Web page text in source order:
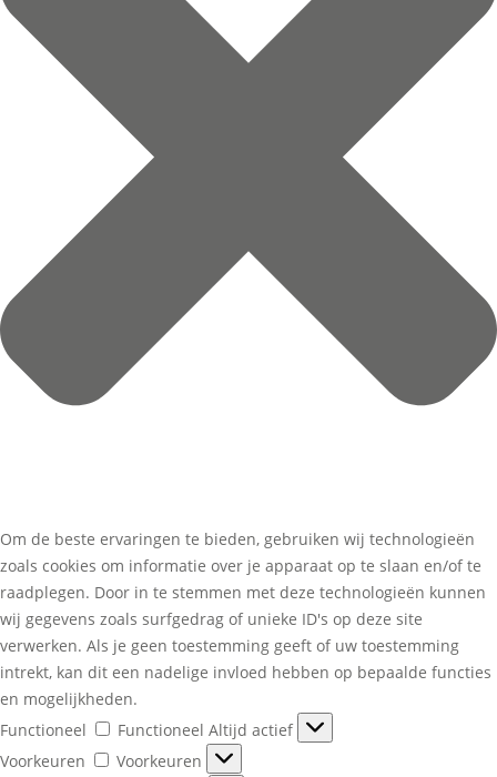
Om de beste ervaringen te bieden, gebruiken wij technologieën
zoals cookies om informatie over je apparaat op te slaan en/of te
raadplegen. Door in te stemmen met deze technologieën kunnen
wij gegevens zoals surfgedrag of unieke ID's op deze site
verwerken. Als je geen toestemming geeft of uw toestemming
intrekt, kan dit een nadelige invloed hebben op bepaalde functies
en mogelijkheden.
Functioneel
Functioneel Altijd actief
Voorkeuren
Voorkeuren